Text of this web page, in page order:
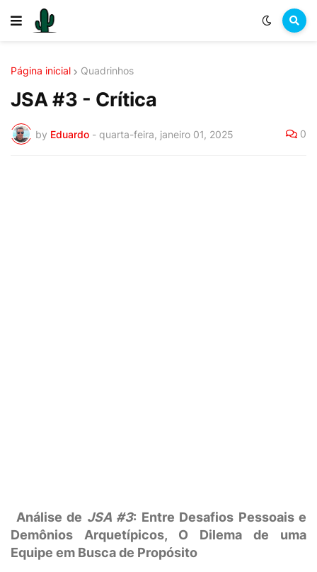
Página inicial Quadrinhos
JSA #3 - Crítica
by Eduardo - quarta-feira, janeiro 01, 2025 0
Análise de JSA #3: Entre Desafios Pessoais e
Demônios Arquetípicos, O Dilema de uma
Equipe em Busca de Propósito